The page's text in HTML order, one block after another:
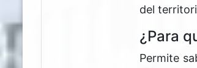
del
¿Para
Permite